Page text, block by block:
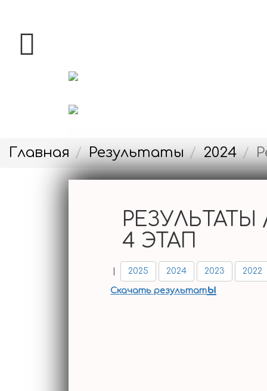
РЕГАТА
ИНСТРУКЦИЯ
Главная Результаты 2024
РЕЗУЛЬТАТЫ
4 ЭТАП
2025 2024 2023 2022
Скачать результаты